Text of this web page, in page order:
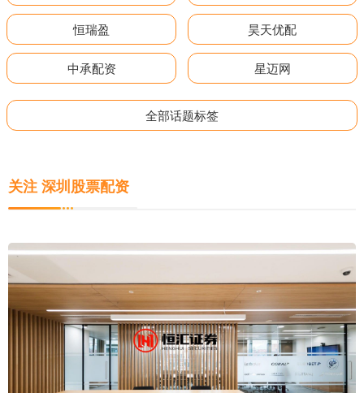
恒瑞盈 昊天优配
中承配资 星迈网
全部话题标签
关注 深圳股票配资